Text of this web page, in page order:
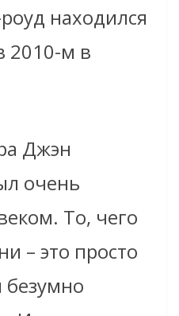
находился
2010-м в
Джэн
очень
То, чего
– это просто